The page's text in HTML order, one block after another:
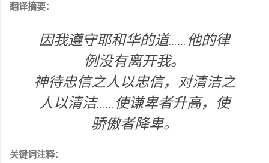
翻译摘要：
因我遵守耶和华的道……他的律
例没有离开我。
神待忠信之人以忠信，对清洁之
人以清洁……使谦卑者升高，使
骄傲者降卑。
关键词注释：